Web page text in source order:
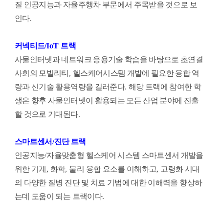
질 인공지능과 자율주행차 부문에서 주목받을 것으로 보
인다.
커넥티드/IoT 트랙
사물인터넷과 네트워크 응용기술 학습을 바탕으로 초연결
사회의 모빌리티 , 헬스케어시스템 개발에 필요한 융합 역
량과 신기술 활용역량을 길러준다. 해당 트랙에 참여한 학
생은 향후 사물인터넷이 활용되는 모든 산업 분야에 진출
할 것으로 기대된다.
스마트센서/진단 트랙
인공지능/자율맞춤형 헬스케어 시스템 스마트센서 개발을
위한 기계 , 화학, 물리 융합 요소를 이해하고, 고령화 시대
의 다양한 질병 진단 및 치료 기법에 대한 이해력을 향상하
는데 도움이 되는 트랙이다.